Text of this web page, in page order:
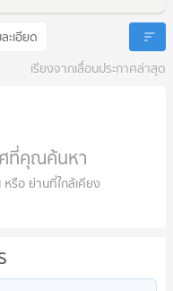
ะเอียด
เรียงจากเลื่อนประกาศล่าสุด
ที่คุณค้นหา
รือ ย่านที่ใกล้เคียง